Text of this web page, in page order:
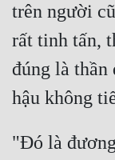
trên người
rất tinh tấn,
đúng là
"Đó là